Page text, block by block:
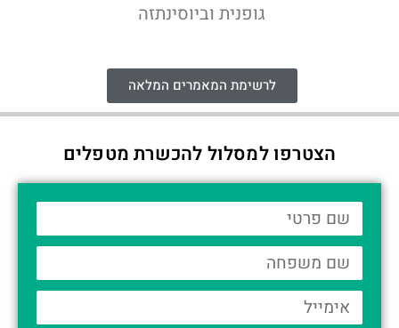
גופנית וביוסינתזה
לרשימת המאמרים המלאה
הצטרפו למסלול להכשרת מטפלים